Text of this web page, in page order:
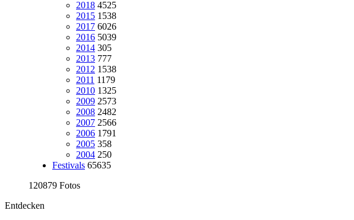
2018 4525
2015 1538
2017 6026
2016 5039
2014 305
2013 777
2012 1538
2011 1179
2010 1325
2009 2573
2008 2482
2007 2566
2006 1791
2005 358
2004 250
Festivals 65635
120879 Fotos
Entdecken